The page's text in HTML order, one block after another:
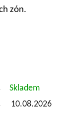
zón.
Skladem
10.08.2026